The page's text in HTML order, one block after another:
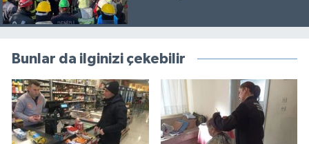
Bunlar da ilginizi çekebilir